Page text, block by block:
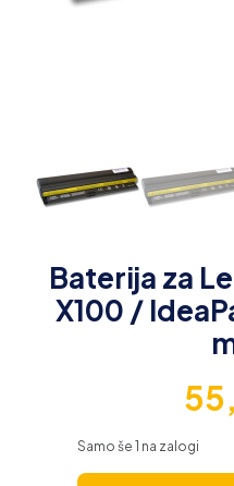
Baterija za
X100 /
Samo še 1 na zalogi